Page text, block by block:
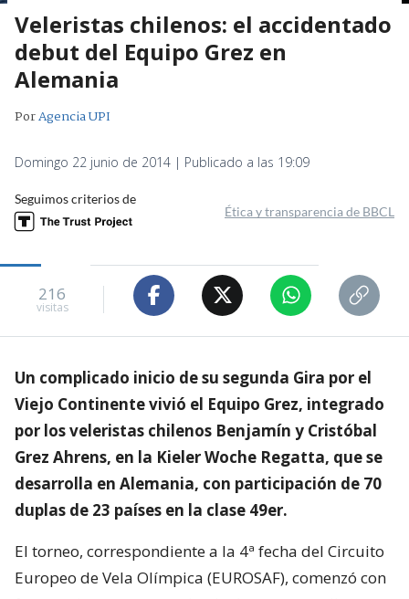
Veleristas chilenos: el accidentado
debut del Equipo Grez en
Alemania
PorAgencia UPI
Domingo 22 junio de 2014 | Publicado a las 19:09
Seguimos criterios de
Ética y transparencia de BBCL
216
visitas
Un complicado inicio de su segunda Gira por el
Viejo Continente vivió el Equipo Grez, integrado
por los veleristas chilenos Benjamín y Cristóbal
Grez Ahrens, en la Kieler Woche Regatta, que se
desarrolla en Alemania, con participación de 70
duplas de 23 países en la clase 49er.
El torneo, correspondiente a la 4ª fecha del Circuito
Europeo de Vela Olímpica (EUROSAF), comenzó con